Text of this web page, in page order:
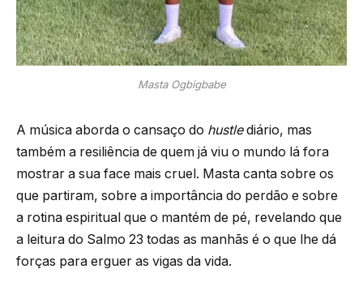
Masta Ogbigbabe
A música aborda o cansaço do hustlediário, mas
também a resiliência de quem já viu o mundo lá fora
mostrar a sua face mais cruel. Masta canta sobre os
que partiram, sobre a importância do perdão e sobre
a rotina espiritual que o mantém de pé, revelando que
a leitura do Salmo 23 todas as manhãs é o que lhe dá
forças para erguer as vigas da vida.